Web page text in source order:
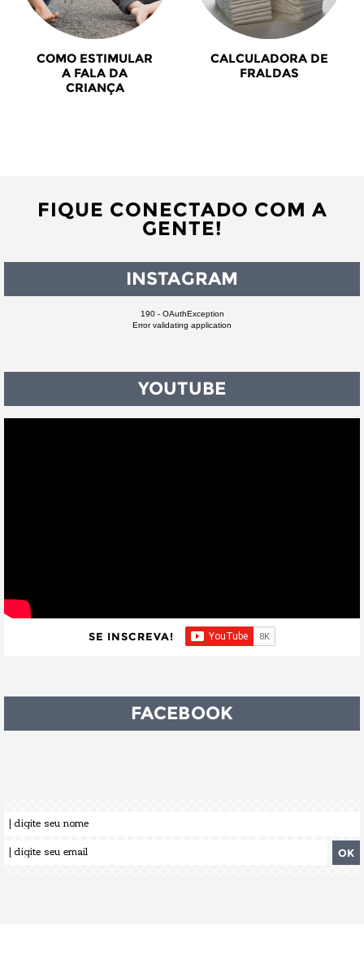
COMO ESTIMULAR
A FALA DA
CRIANÇA
CALCULADORA DE
FRALDAS
FIQUE CONECTADO COM A
GENTE!
INSTAGRAM
190 - OAuthException
Error validating application
YOUTUBE
SE INSCREVA!
FACEBOOK